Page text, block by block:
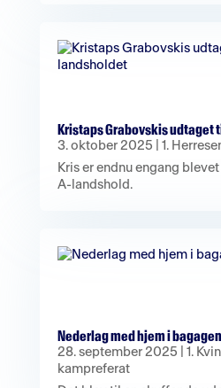
Kristaps Grabovskis
3. oktober 2025 1.
Kris er endnu engang
A-landshold.
Nederlag med hjem i
28. september 2025 1.
kampreferat